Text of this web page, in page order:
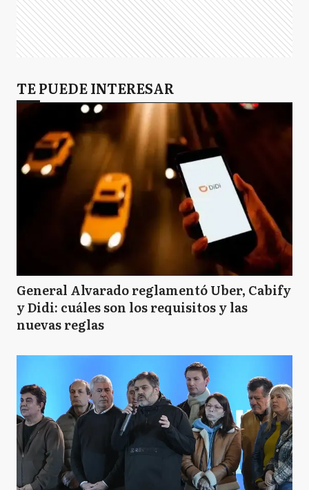
TE PUEDE INTERESAR
General Alvarado reglamentó Uber, Cabify
y Didi: cuáles son los requisitos y las
nuevas reglas